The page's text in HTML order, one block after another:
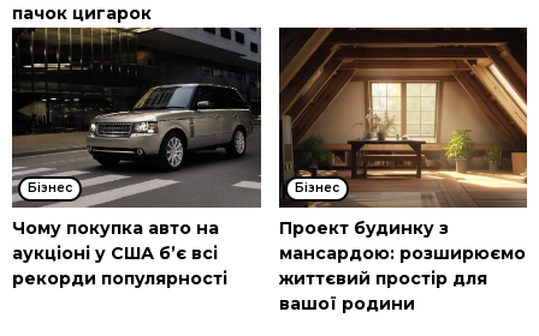
пачок цигарок
Бізнес
Чому покупка авто на
аукціоні у США б’є всі
рекорди популярності
Бізнес
Проект будинку з
мансардою: розширюємо
життєвий простір для
вашої родини